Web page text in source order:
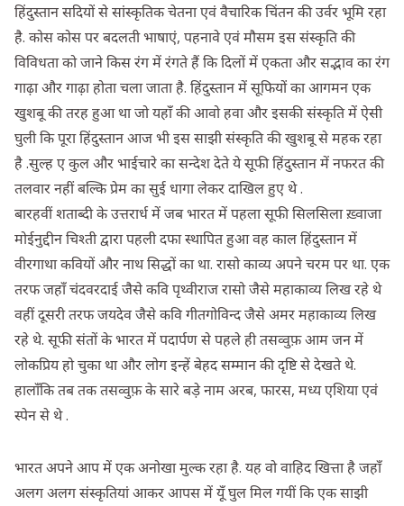
हिंदुस्तान सदियों से सांस्कृतिक चेतना एवं वैचारिक चिंतन की उर्वर भूमि रहा
है. कोस कोस पर बदलती भाषाएं, पहनावे एवं मौसम इस संस्कृति की
विविधता को जाने किस रंग में रंगते हैं कि दिलों में एकता और सद्भाव का रंग
गाढ़ा और गाढ़ा होता चला जाता है. हिंदुस्तान में सूफियों का आगमन एक
खुशबू की तरह हुआ था जो यहाँ की आवो हवा और इसकी संस्कृति में ऐसी
घुली कि पूरा हिंदुस्तान आज भी इस साझी संस्कृति की खुशबू से महक रहा
है .सुल्ह ए कुल और भाईचारे का सन्देश देते ये सूफी हिंदुस्तान में नफरत की
तलवार नहीं बल्कि प्रेम का सुई धागा लेकर दाखिल हुए थे .
बारहवीं शताब्दी के उत्तरार्ध में जब भारत में पहला सूफी सिलसिला ख़्वाजा
मोईनुद्दीन चिश्ती द्वारा पहली दफा स्थापित हुआ वह काल हिंदुस्तान में
वीरगाथा कवियों और नाथ सिद्धों का था. रासो काव्य अपने चरम पर था. एक
तरफ जहाँ चंदवरदाई जैसे कवि पृथ्वीराज रासो जैसे महाकाव्य लिख रहे थे
वहीं दूसरी तरफ जयदेव जैसे कवि गीतगोविन्द जैसे अमर महाकाव्य लिख
रहे थे. सूफी संतों के भारत में पदार्पण से पहले ही तसव्वुफ़ आम जन में
लोकप्रिय हो चुका था और लोग इन्हें बेहद सम्मान की दृष्टि से देखते थे.
हालाँकि तब तक तसव्वुफ़ के सारे बड़े नाम अरब, फारस, मध्य एशिया एवं
स्पेन से थे .
भारत अपने आप में एक अनोखा मुल्क रहा है. यह वो वाहिद खित्ता है जहाँ
अलग अलग संस्कृतियां आकर आपस में यूँ घुल मिल गयीं कि एक साझी